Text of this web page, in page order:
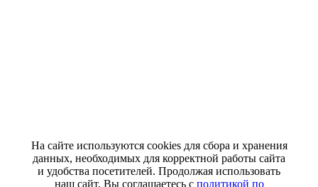
На сайте используются cookies для сбора и хранения
данных, необходимых для корректной работы сайта
и удобства посетителей. Продолжая использовать
наш сайт, Вы соглашаетесь с политикой по